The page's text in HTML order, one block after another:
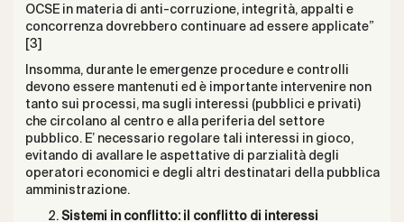
OCSE in materia di anti-corruzione, integrità, appalti e
concorrenza dovrebbero continuare ad essere applicate”
[3]
Insomma, durante le emergenze procedure e controlli
devono essere mantenuti ed è importante intervenire non
tanto sui processi, ma sugli interessi (pubblici e privati)
che circolano al centro e alla periferia del settore
pubblico. E’ necessario regolare tali interessi in gioco,
evitando di avallare le aspettative di parzialità degli
operatori economici e degli altri destinatari della pubblica
amministrazione.
Sistemi in conflitto: il conflitto di interessi